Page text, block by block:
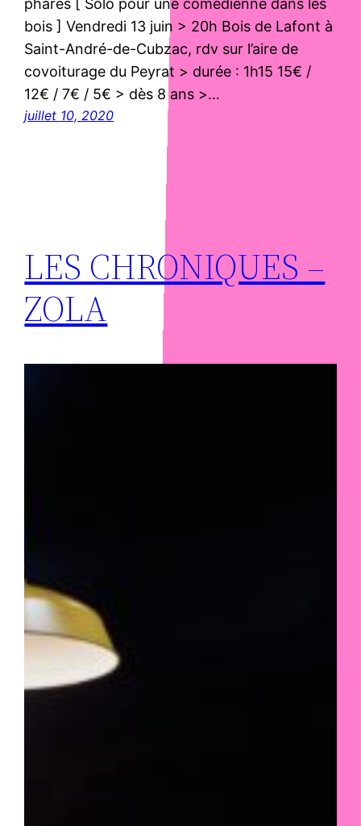
phares [ Solo pour une comédienne dans les
bois ] Vendredi 13 juin > 20h Bois de Lafont à
Saint-André-de-Cubzac, rdv sur l’aire de
covoiturage du Peyrat > durée : 1h15 15€ /
12€ / 7€ / 5€ > dès 8 ans >…
juillet 10, 2020
LES CHRONIQUES –
ZOLA